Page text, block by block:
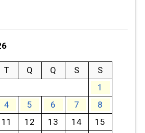
T Q Q S
S
1
4 5 6 7
8
11 12 13 14 15